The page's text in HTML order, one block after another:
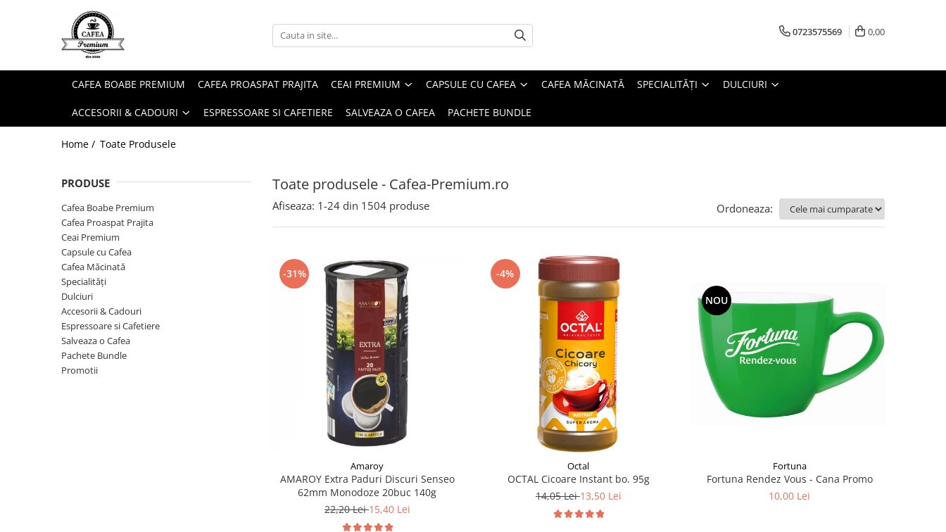
Ceai Premium
Capsule cu Cafea
Specialități
Ciocolată Caldă / Cappuccino
Dulciuri
Ciocolata & Praline
Dropsuri/Jeleuri
Guma de Mestecat
Napolitane
Nuci, Alune si Fructe Deshidratate
Prajituri Ambalate
Accesorii & Cadouri
Lapte pentru Cafea
Pahare / Capace / Palete
Ulei și Oțet
Ustensile Diverse
Zahăr, Miere & Îndulcitori
0723575569 0,00
CAFEA BOABE PREMIUM CAFEA PROASPAT PRAJITA CEAI PREMIUM CAPSULE CU CAFEA CAFEA MĂCINATĂ SPECIALITĂȚI DULCIURI
ACCESORII & CADOURI ESPRESSOARE SI CAFETIERE SALVEAZA O CAFEA PACHETE BUNDLE
Home / Toate Produsele
Toate produsele - Cafea-Premium.ro
PRODUSE
Cafea Boabe Premium
Cafea Proaspat Prajita
Ceai Premium
Capsule cu Cafea
Cafea Măcinată
Specialități
Dulciuri
Accesorii & Cadouri
Espressoare si Cafetiere
Salveaza o Cafea
Pachete Bundle
Promotii
Afiseaza: 1-24 din 1504 produse Ordoneaza:
-31%
Amaroy
AMAROY Extra Paduri Discuri Senseo
62mm Monodoze 20buc 140g
22,20 Lei15,40 Lei
-4%
Octal
OCTAL Cicoare Instant bo. 95g
14,05 Lei13,50 Lei
NOU
Fortuna
Fortuna Rendez Vous - Cana Promo
10,00 Lei